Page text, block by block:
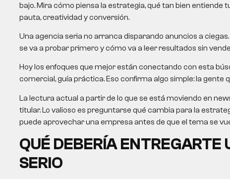
bajo. Mira cómo piensa la estrategia, qué tan bien entiende
pauta, creatividad y conversión.
Una agencia seria no arranca disparando anuncios a
se va a probar primero y cómo va a leer resultados sin
Hoy los enfoques que mejor están conectando con esta
comercial, guía práctica. Eso confirma algo simple: la gente
La lectura actual a partir de lo que se está moviendo en
titular. Lo valioso es preguntarse qué cambia para la
puede aprovechar una empresa antes de que el tema se
QUÉ DEBERÍA ENTREGARTE
SERIO